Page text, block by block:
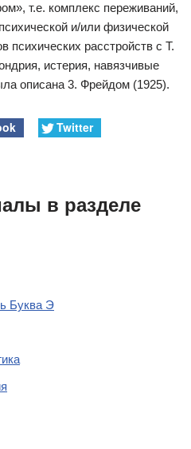
т.е. комплекс переживаний,
и/или физической
психических расстройств с Т.
истерия, навязчивые
описана 3. Фрейдом (1925).
Twitter
в разделе
Буква Э